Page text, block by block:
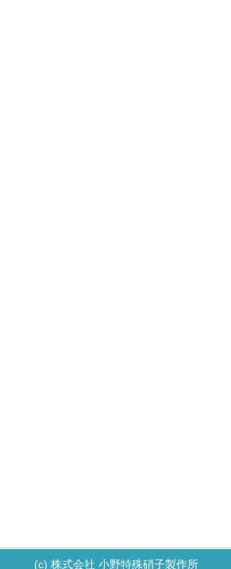
(c) 株式会社 小野特殊硝子製作所